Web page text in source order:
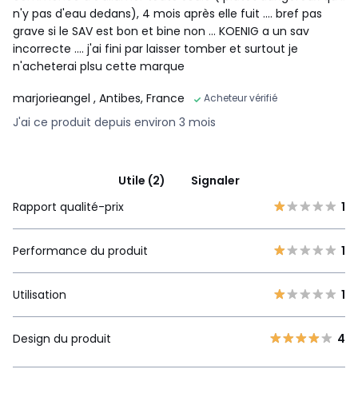
n'y pas d'eau dedans), 4 mois après elle fuit .... bref pas
grave si le SAV est bon et bine non ... KOENIG a un sav
incorrecte .... j'ai fini par laisser tomber et surtout je
n'acheterai plsu cette marque
marjorieangel , Antibes, France Acheteur vérifié
J'ai ce produit depuis environ 3 mois
Utile (2)
Signaler
Rapport qualité-prix
1
Performance du produit 1
Utilisation 1
Design du produit 4